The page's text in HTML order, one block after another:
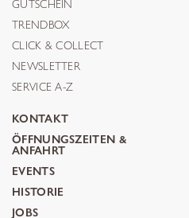
GUTSCHEIN
TRENDBOX
CLICK & COLLECT
NEWSLETTER
SERVICE A-Z
KONTAKT
ÖFFNUNGSZEITEN &
ANFAHRT
EVENTS
HISTORIE
JOBS